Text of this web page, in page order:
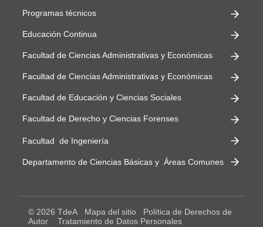
Programas técnicos
Educación Continua
Facultad de Ciencias Administrativas y Económicas
Facultad de Ciencias Administrativas y Económicas
Facultad de Educación y Ciencias Sociales
Facultad de Derecho y Ciencias Forenses
Facultad de Ingeniería
Departamento de Ciencias Básicas y Áreas Comunes
© 2026 TdeA Mapa del sitio
Política de Derechos de
Autor
Tratamiento de Datos Personales